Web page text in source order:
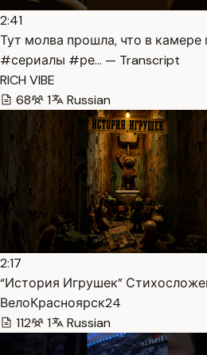
2:41
Тут молва прошла, что в
#сериалы #ре… — Transcript
RICH VIBE
68
1 Russian
2:17
“История Игрушек”
ВелоКрасноярск24
112
1 Russian